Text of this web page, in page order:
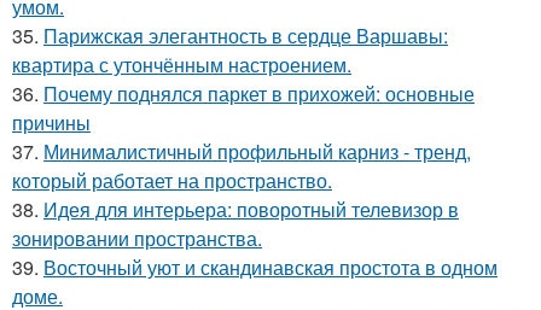
умом.
35. Парижская элегантность в сердце Варшавы:
квартира с утончённым настроением.
36. Почему поднялся паркет в прихожей: основные
причины
37. Минималистичный профильный карниз - тренд,
который работает на пространство.
38. Идея для интерьера: поворотный телевизор в
зонировании пространства.
39. Восточный уют и скандинавская простота в одном
доме.